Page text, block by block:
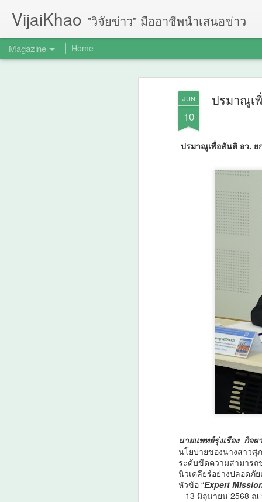
JUN
10
ปรมาณูเ
ปรมาณูเพื่อสันติ อว. ย
นายแพทย์รุ่งเรือง กิจ
นโยบายของนางสาว
ระดับขีดความสามารถ
นิวเคลียร์อย่างปลอด
หัวข้อ “Expert
– 13 มิถุนายน 2568 ณ
VijaiKhao "วิจัยข่าว" มืออาชีพนำเสนอข่าว
Magazine Home